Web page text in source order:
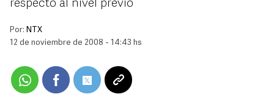
respecto al nivel previo
Por: NTX
12 de noviembre de 2008 - 14:43 hs